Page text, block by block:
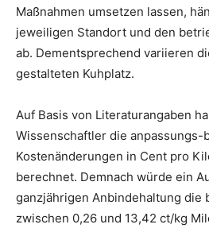
Maßnahmen umsetzen lassen,
jeweiligen Standort und den
ab. Dementsprechend variieren
gestalteten Kuhplatz.
Auf Basis von Literaturangaben
Wissenschaftler die anpassungs-
Kostenänderungen in Cent pro
berechnet. Demnach würde ein
ganzjährigen Anbindehaltung die
zwischen 0,26 und 13,42 ct/kg